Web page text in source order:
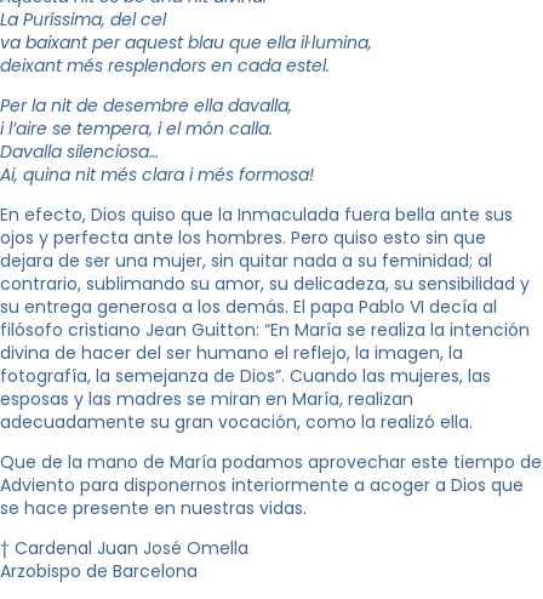
La Puríssima, del cel
va baixant per aquest blau que ella il·lumina,
deixant més resplendors en cada estel.
Per la nit de desembre ella davalla,
i l’aire se tempera, i el món calla.
Davalla silenciosa…
Ai, quina nit més clara i més formosa!
En efecto, Dios quiso que la Inmaculada fuera bella ante sus
ojos y perfecta ante los hombres. Pero quiso esto sin que
dejara de ser una mujer, sin quitar nada a su feminidad; al
contrario, sublimando su amor, su delicadeza, su sensibilidad y
su entrega generosa a los demás. El papa Pablo VI decía al
filósofo cristiano Jean Guitton: “En María se realiza la intención
divina de hacer del ser humano el reflejo, la imagen, la
fotografía, la semejanza de Dios”. Cuando las mujeres, las
esposas y las madres se miran en María, realizan
adecuadamente su gran vocación, como la realizó ella.
Que de la mano de María podamos aprovechar este tiempo de
Adviento para disponernos interiormente a acoger a Dios que
se hace presente en nuestras vidas.
† Cardenal Juan José Omella
Arzobispo de Barcelona